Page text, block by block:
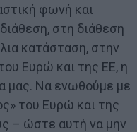
φωνή και
στη διάθεση
κατάσταση, στην
Ευρώ και της ΕΕ, η
μας. Να ενωθούμε με
του Ευρώ και της
– ώστε αυτή να μην